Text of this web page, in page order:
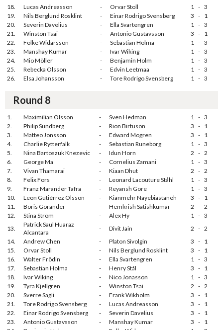
18.
Lucas Andreasson - Orvar Stoll 1 - 3
19.
Nils Berglund Rosklint - Einar Rodrigo Svensberg 3 - 1
20.
Severin Davelius - Ella Svartengren 1 - 3
21.
Winston Tsai - Antonio Gustavsson 3 - 1
22.
Folke Widarsson - Sebastian Holma 1 - 3
23.
Manshay Kumar - Ivar Wiking 1 - 3
24.
Mio Möller - Benjamin Holm 1 - 3
25.
Rebecka Olsson - Edvin Leetmaa 1 - 3
26.
Elsa Johansson - Tore Rodrigo Svensberg 1 - 3
Round 8
1. Maximilian Olsson - Sven Hedman 1 - 3
2.
Philip Sundberg - Rion Birtuson 3 - 1
3.
Matteo Jonsson - Edward Mogren 3 - 1
4.
Charlie Rytterfalk - Sebastian Runeborg 1 - 3
5.
Nina Bartoszuk Knezevic - Idun Horn 2 - 2
6.
George Ma - Cornelius Zamani 1 - 3
7.
Vivan Thamarai - Kiaan Dhut 2 - 2
8.
Felix Fors - Leonard Lacouture Ståhl 1 - 3
9.
Franz Marander Tafra - Reyansh Gore 1 - 3
10.
Leon Gutiérrez Olsson - Kianmehr Nayebiastaneh 3 - 1
11.
Boris Görander - Hemkrish Satishkumar 2 - 2
12.
Stina Ström - Alex Hy 1 - 3
13.
Patrick Saul Huaraz
Alcantara
- Divit Jain 2 - 2
14.
Andrew Chen - Platon Sivolgin 3 - 1
15.
Orvar Stoll - Nils Berglund Rosklint 3 - 1
16.
Walter Frödin - Ella Svartengren 1 - 3
17.
Sebastian Holma - Henry Stål 3 - 1
18.
Ivar Wiking - Nico Jonasson 1 - 3
19.
Tyra Kjellgren - Winston Tsai 2 - 2
20.
Sverre Sagli - Frank Wikholm 3 - 1
21.
Tore Rodrigo Svensberg - Lucas Andreasson 3 - 1
22.
Einar Rodrigo Svensberg - Severin Davelius 3 - 1
23.
Antonio Gustavsson - Manshay Kumar 3 - 1